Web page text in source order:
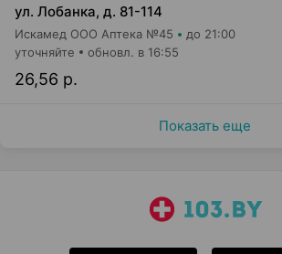
ул. Лобанка, д. 81-114
Искамед ООО Аптека №45 до 21:00
26,56 р.
уточняйте обновл. в 16:55
Показать еще